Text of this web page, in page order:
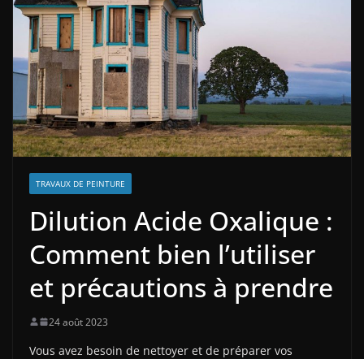
TRAVAUX DE PEINTURE
Dilution Acide Oxalique :
Comment bien l’utiliser
et précautions à prendre
24 août 2023
Vous avez besoin de nettoyer et de préparer vos